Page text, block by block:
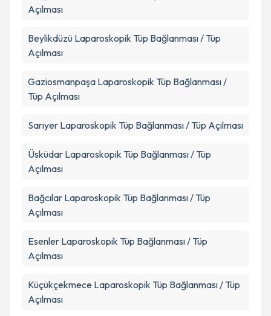
Açılması
Beylikdüzü Laparoskopik Tüp Bağlanması / Tüp
Açılması
Gaziosmanpaşa Laparoskopik Tüp Bağlanması /
Tüp Açılması
Sarıyer Laparoskopik Tüp Bağlanması / Tüp Açılması
Üsküdar Laparoskopik Tüp Bağlanması / Tüp
Açılması
Bağcılar Laparoskopik Tüp Bağlanması / Tüp
Açılması
Esenler Laparoskopik Tüp Bağlanması / Tüp
Açılması
Küçükçekmece Laparoskopik Tüp Bağlanması / Tüp
Açılması